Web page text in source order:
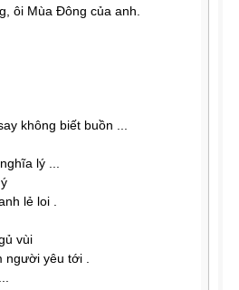
ôi Mùa Đông của anh.
không biết buồn ...
lý ...
lẻ loi .
vùi
yêu tới .